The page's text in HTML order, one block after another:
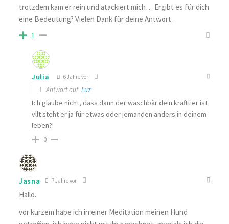
trotzdem kam er rein und atackiert mich… Ergibt es für dich
eine Bedeutung? Vielen Dank für deine Antwort.
1
Julia 6 Jahre vor
Antwort auf Luz
Ich glaube nicht, dass dann der waschbär dein krafttier ist
vllt steht er ja für etwas oder jemanden anders in deinem
leben?!
0
Jasna 7 Jahre vor
Hallo.
vor kurzem habe ich in einer Meditation meinen Hund